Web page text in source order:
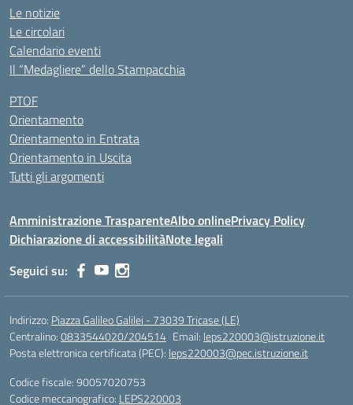
Le notizie
Le circolari
Calendario eventi
Il “Medagliere” dello Stampacchia
PTOF
Orientamento
Orientamento in Entrata
Orientamento in Uscita
Tutti gli argomenti
Amministrazione TrasparenteAlbo onlinePrivacy Policy
Dichiarazione di accessibilitàNote legali
Seguici su:
Indirizzo: Piazza Galileo Galilei - 73039 Tricase (LE)
Centralino:0833544020/204514 Email: leps220003@istruzione.it
Posta elettronica certificata (PEC): leps220003@pec.istruzione.it
Codice fiscale: 90057020753
Codice meccanografico: LEPS220003